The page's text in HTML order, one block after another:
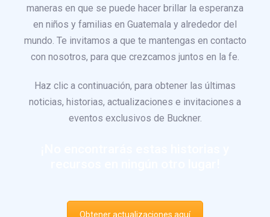
maneras en que se puede hacer brillar la esperanza
en niños y familias en Guatemala y alrededor del
mundo. Te invitamos a que te mantengas en contacto
con nosotros, para que crezcamos juntos en la fe.
Haz clic a continuación, para obtener las últimas
noticias, historias, actualizaciones e invitaciones a
eventos exclusivos de Buckner.
Obtener actualizaciones aquí